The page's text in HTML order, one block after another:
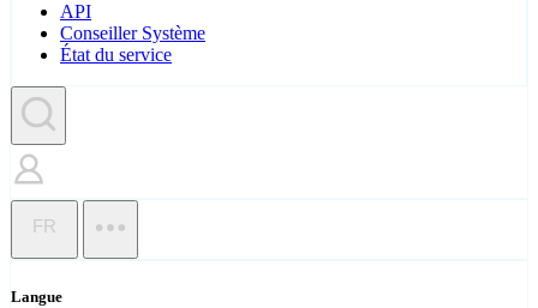
API
Conseiller Système
État du service
FR
Langue